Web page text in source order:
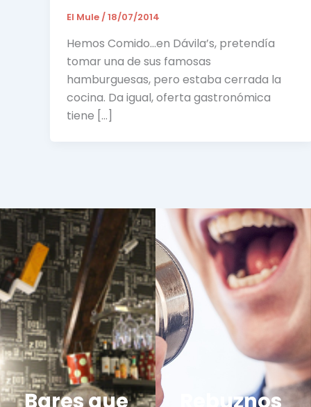
El Mule/18/07/2014
Hemos Comido…en Dávila’s, pretendía
tomar una de sus famosas
hamburguesas, pero estaba cerrada la
cocina. Da igual, oferta gastronómica
tiene […]
Bares que
Rebuznos